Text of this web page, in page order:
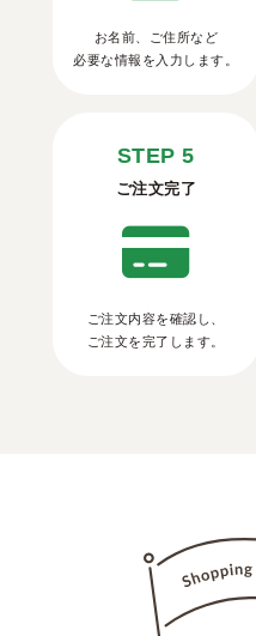
お名前、ご住所など
必要な情報を入力します。
STEP 5
ご注文完了
ご注文内容を確認し、
ご注文を完了します。